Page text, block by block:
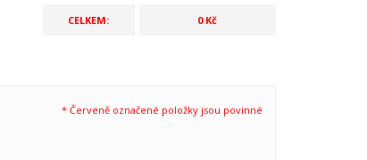
CELKEM: 0 Kč
* Červeně označené položky jsou povinné